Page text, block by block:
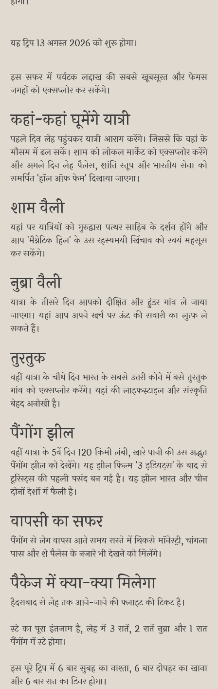
यह ट्रिप 13 अगस्त 2026 को शुरू होगा।
इस सफर में पर्यटक लद्दाख की सबसे खूबसूरत और फेमस
जगहों को एक्सप्लोर कर सकेंगे।
कहां-कहां घूमेंगे यात्री
पहले दिन लेह पहुंचकर यात्री आराम करेंगे। जिससे कि वहां के
मौसम में ढल सकें। शाम को लोकल मार्केट को एक्सप्लोर करेंगे
और अगले दिन लेह पैलेस, शांति स्तूप और भारतीय सेना को
समर्पित 'हॉल ऑफ फेम' दिखाया जाएगा।
शाम वैली
यहां पर यात्रियों को गुरुद्वारा पत्थर साहिब के दर्शन होंगे और
आप 'मैग्नेटिक हिल' के उस रहस्यमयी खिंचाव को स्वयं महसूस
कर सकेंगे।
नुब्रा वैली
यात्रा के तीसरे दिन आपको दीक्षित और हुंडर गांव ले जाया
जाएगा। यहां आप अपने खर्च पर ऊंट की सवारी का लुत्फ ले
सकते हैं।
तुरतुक
वहीं यात्रा के चौथे दिन भारत के सबसे उत्तरी कोने में बसे तुरतुक
गांव को एक्सप्लोर करेंगे। यहां की लाइफस्टाइल और संस्कृति
बेहद अनोखी है।
पैंगोंग झील
वहीं यात्रा के 5वें दिन 120 किमी लंबी, खारे पानी की उस अद्भुत
पैंगोंग झील को देखेंगे। यह झील फिल्म '3 इडियट्स' के बाद से
टूरिस्ट्स की पहली पसंद बन गई है। यह झील भारत और चीन
दोनों देशों में फैली है।
वापसी का सफर
पैंगोंग से लेग वापस आते समय रास्ते में थिकसे मॉनेस्ट्री, चांगला
पास और शे पैलेस के नजारे भी देखने को मिलेंगे।
पैकेज में क्या-क्या मिलेगा
हैदराबाद से लेह तक आने-जाने की फ्लाइट की टिकट है।
स्टे का पूरा इंतजाम है, लेह में 3 रातें, 2 रातें नुब्रा और 1 रात
पैंगोंग में स्टे होगा।
इस पूरे ट्रिप में 6 बार सुबह का नाश्ता, 6 बार दोपहर का खाना
और 6 बार रात का डिनर होगा।